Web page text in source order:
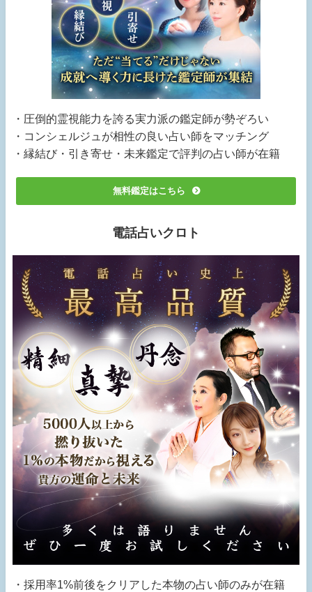
・圧倒的霊視能力を誇る実力派の鑑定師が勢ぞろい
・コンシェルジュが相性の良い占い師をマッチング
・縁結び・引き寄せ・未来鑑定で評判の占い師が在籍
無料鑑定はこちら
電話占いクロト
・採用率1%前後をクリアした本物の占い師のみが在籍